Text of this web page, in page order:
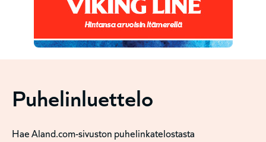
Puhelinluettelo
Hae Aland.com-sivuston puhelinkatelostasta